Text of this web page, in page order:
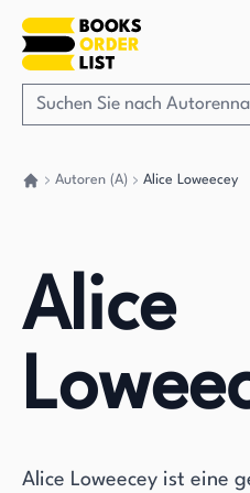
Autoren (A) Alice Loweecey
Alice
Alice Loweecey ist eine